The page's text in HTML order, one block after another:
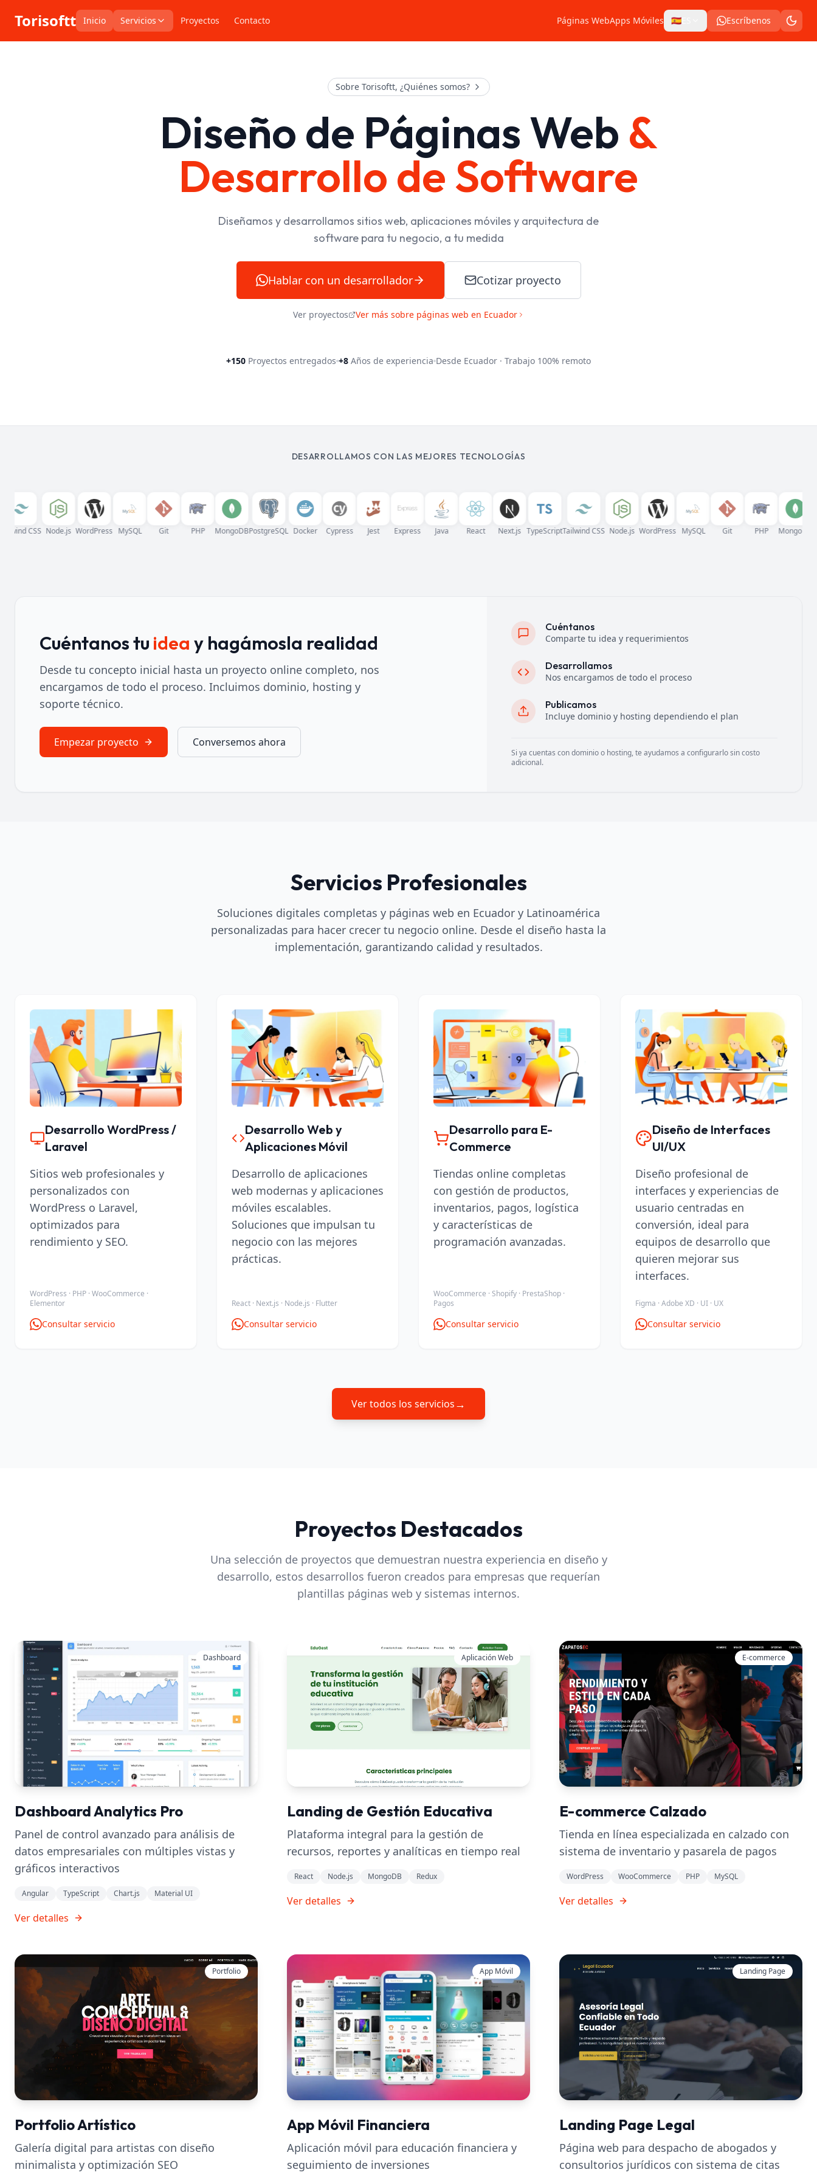
Torisoftt Inicio Servicios Proyectos Contacto Páginas WebApps Móviles 🇪🇸 Escríbenos
¡NUEVA PROMOCIÓN! Páginas web profesionales desde $250 Solicitar ahora
Sobre Torisoftt, ¿Quiénes somos?
Diseño de Páginas Web &
Desarrollo de Software
Diseñamos y desarrollamos sitios web, aplicaciones móviles y arquitectura de
software para tu negocio, a tu medida
Hablar con un desarrollador Cotizar proyecto
Ver proyectos Ver más sobre páginas web en Ecuador
+150 Proyectos entregados +8 Años de experiencia Desde Ecuador · Trabajo 100% remoto
DESARROLLAMOS CON LAS MEJORES TECNOLOGÍAS
CSS Node.js WordPress MySQL MongoDBPostgreSQL Docker Cypress Express Java React Next.js TypeScriptTailwind CSS Node.js WordPress MySQL MongoDB
Cuéntanos tu idea y hagámosla realidad
Desde tu concepto inicial hasta un proyecto online completo, nos
encargamos de todo el proceso. Incluimos dominio, hosting y
soporte técnico.
Empezar proyecto Conversemos ahora
Cuéntanos
Comparte tu idea y requerimientos
Desarrollamos
Nos encargamos de todo el proceso
Publicamos
Incluye dominio y hosting dependiendo el plan
Si ya cuentas con dominio o hosting, te ayudamos a configurarlo sin costo
adicional.
Servicios Profesionales
Soluciones digitales completas y páginas web en Ecuador y Latinoamérica
personalizadas para hacer crecer tu negocio online. Desde el diseño hasta la
implementación, garantizando calidad y resultados.
Desarrollo WordPress /
Laravel
Sitios web profesionales y
personalizados con
WordPress o Laravel,
optimizados para
rendimiento y SEO.
WordPress · PHP · WooCommerce ·
Elementor
Consultar servicio
Desarrollo Web y
Aplicaciones Móvil
Desarrollo de aplicaciones
web modernas y aplicaciones
móviles escalables.
Soluciones que impulsan tu
negocio con las mejores
prácticas.
React · Next.js · Node.js · Flutter
Consultar servicio
Desarrollo para E-
Commerce
Tiendas online completas
con gestión de productos,
inventarios, pagos, logística
y características de
programación avanzadas.
WooCommerce · Shopify · PrestaShop ·
Pagos
Consultar servicio
Diseño de Interfaces
UI/UX
Diseño profesional de
interfaces y experiencias de
usuario centradas en
conversión, ideal para
equipos de desarrollo que
quieren mejorar sus
interfaces.
Figma · Adobe XD · UI · UX
Consultar servicio
Ver todos los servicios→
Proyectos Destacados
Una selección de proyectos que demuestran nuestra experiencia en diseño y
desarrollo, estos desarrollos fueron creados para empresas que requerían
plantillas páginas web y sistemas internos.
Dashboard
Dashboard Analytics Pro
Panel de control avanzado para análisis de
datos empresariales con múltiples vistas y
gráficos interactivos
Angular TypeScript Chart.js Material UI
Ver detalles
Aplicación Web
Landing de Gestión Educativa
Plataforma integral para la gestión de
recursos, reportes y analíticas en tiempo real
React Node.js MongoDB Redux
Ver detalles
E-commerce
E-commerce Calzado
Tienda en línea especializada en calzado con
sistema de inventario y pasarela de pagos
WordPress WooCommerce PHP MySQL
Ver detalles
Portfolio
Portfolio Artístico
Galería digital para artistas con diseño
minimalista y optimización SEO
App Móvil
App Móvil Financiera
Aplicación móvil para educación financiera y
seguimiento de inversiones
Landing Page
Landing Page Legal
Página web para despacho de abogados y
consultorios jurídicos con sistema de citas